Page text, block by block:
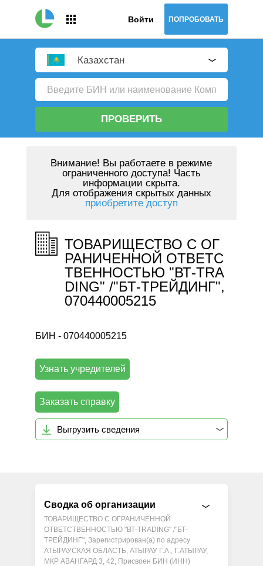
Войти ПОПРОБОВАТЬ
Казахстан
ПРОВЕРИТЬ
Внимание! Вы работаете в режиме
ограниченного доступа! Часть
информации скрыта.
Для отображения скрытых данных
приобретите доступ
ТОВАРИЩЕСТВО С ОГ
РАНИЧЕННОЙ ОТВЕТС
ТВЕННОСТЬЮ "ВТ-TRA
DING" /"БТ-ТРЕЙДИНГ",
070440005215
БИН - 070440005215
Узнать учредителей
Заказать справку
Выгрузить сведения
Сводка об организации
ТОВАРИЩЕСТВО С ОГРАНИЧЕННОЙ
ОТВЕТСТВЕННОСТЬЮ "ВТ-TRADING" /"БТ-
ТРЕЙДИНГ", Зарегистрирован(а) по адресу
АТЫРАУСКАЯ ОБЛАСТЬ, АТЫРАУ Г.А., Г.АТЫРАУ,
МКР АВАНГАРД 3, 42, Присвоен БИН (ИНН)